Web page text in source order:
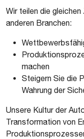
Wir teilen die
anderen Branchen:
machen
Steigern Sie die
Wahrung der
Unsere Kultur der
Transformation von